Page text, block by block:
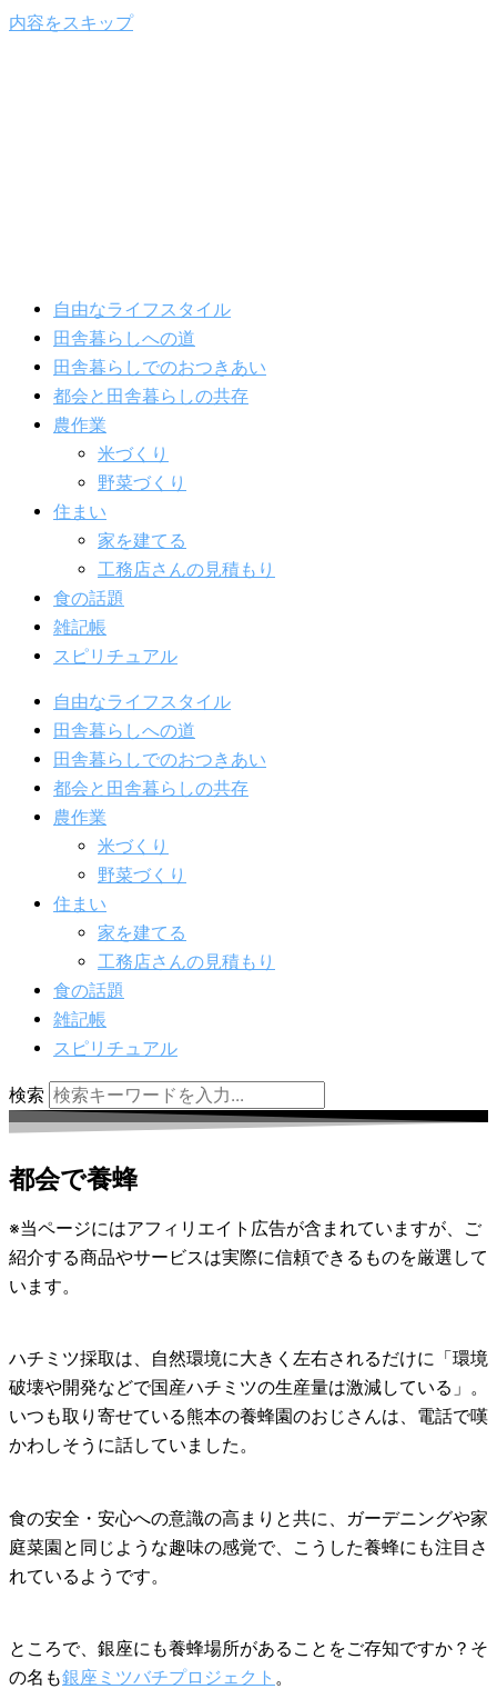
内容をスキップ
自由なライフスタイル
田舎暮らしへの道
田舎暮らしでのおつきあい
都会と田舎暮らしの共存
農作業
米づくり
野菜づくり
住まい
家を建てる
工務店さんの見積もり
食の話題
雑記帳
スピリチュアル
自由なライフスタイル
田舎暮らしへの道
田舎暮らしでのおつきあい
都会と田舎暮らしの共存
農作業
米づくり
野菜づくり
住まい
家を建てる
工務店さんの見積もり
食の話題
雑記帳
スピリチュアル
検索
都会で養蜂
※当ページにはアフィリエイト広告が含まれていますが、ご
紹介する商品やサービスは実際に信頼できるものを厳選して
います。
ハチミツ採取は、自然環境に大きく左右されるだけに「環境
破壊や開発などで国産ハチミツの生産量は激減している」。
いつも取り寄せている熊本の養蜂園のおじさんは、電話で嘆
かわしそうに話していました。
食の安全・安心への意識の高まりと共に、ガーデニングや家
庭菜園と同じような趣味の感覚で、こうした養蜂にも注目さ
れているようです。
ところで、銀座にも養蜂場所があることをご存知ですか？そ
の名も銀座ミツバチプロジェクト 。